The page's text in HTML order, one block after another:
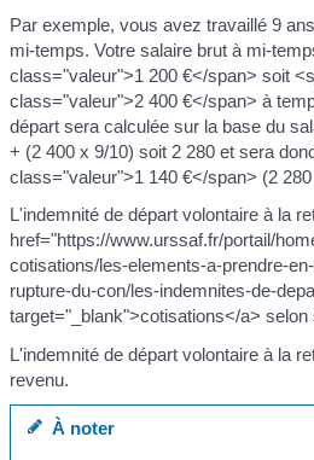
Par exemple, vous avez travaillé 9
mi-temps. Votre salaire brut à mi-
class="valeur">1 200 €</span> soit
class="valeur">2 400 €</span> à
départ sera calculée sur la base du
+ (2 400 x 9/10) soit 2 280 et sera
class="valeur">1 140 €</span> (2 280
L'indemnité de départ volontaire à la
href="https://www.urssaf.fr/portail/
cotisations/les-elements-a-prendre-
rupture-du-con/les-indemnites-de-
target="_blank">cotisations</a> selon
L'indemnité de départ volontaire à la
revenu.
À noter